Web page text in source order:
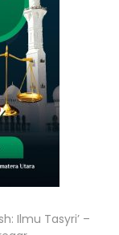
Ilmu Tasyri’ –